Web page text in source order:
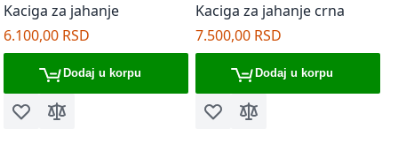
Kaciga za jahanje
6.100,00 RSD
Dodaj u korpu
Dodaj u listu želja
Dodaj za poređenje
Kaciga za jahanje crna
7.500,00 RSD
Dodaj u korpu
Dodaj u listu želja
Dodaj za poređenje